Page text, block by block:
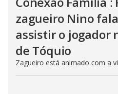
zagueiro Nino
assistir o jogador
de Tóquio
Zagueiro está animado com a